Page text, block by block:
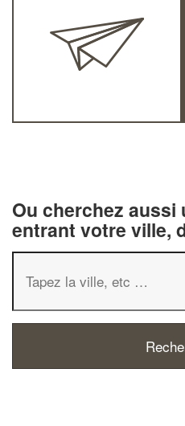
Ou cherchez aussi
entrant votre ville,